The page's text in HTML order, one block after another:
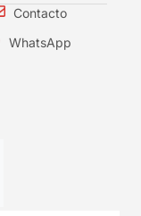
Contacto
WhatsApp